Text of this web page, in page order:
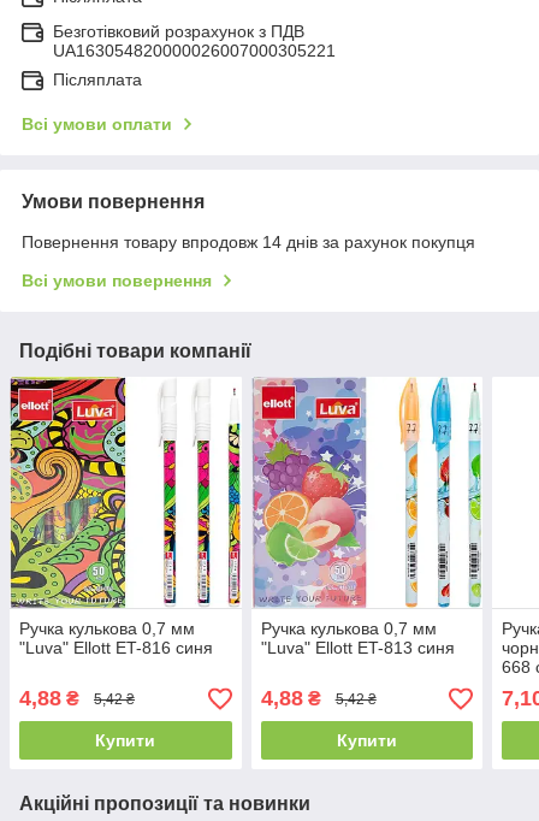
Безготівковий розрахунок з ПДВ
UA163054820000026007000305221
Післяплата
Всі умови оплати
Умови повернення
Повернення товару впродовж 14 днів за рахунок покупця
Всі умови повернення
Подібні товари компанії
Ручка кулькова 0,7 мм
"Luva" Ellott ET-816 синя
4,88 ₴ 5,42 ₴
Купити
Ручка кулькова 0,7 мм
"Luva" Ellott ET-813 синя
4,88₴ 5,42 ₴
Купити
668
Акційні пропозиції та новинки